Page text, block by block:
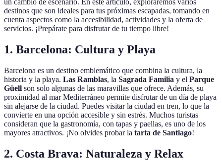
un cambio de escenario. En este artículo, exploraremos varios
destinos que son ideales para tus próximas escapadas, tomando en
cuenta aspectos como la accesibilidad, actividades y la oferta de
servicios. ¡Prepárate para disfrutar de tu tiempo libre!
1. Barcelona: Cultura y Playa
Barcelona es un destino emblemático que combina la cultura, la
historia y la playa. Las Ramblas, la Sagrada Familia y el Parque
Güell son solo algunas de las maravillas que ofrece. Además, su
proximidad al mar Mediterráneo permite disfrutar de un día de playa
sin alejarse de la ciudad. Puedes visitar la ciudad en tren, lo que la
convierte en una opción accesible y sin estrés. Muchos turistas
consideran que la gastronomía, con tapas y paellas, es uno de los
mayores atractivos. ¡No olvides probar la tarta de Santiago!
2. Costa Brava: Naturaleza y Relax